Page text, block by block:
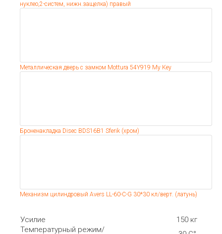
нуклео,2-систем, нижн.защелка) правый
Металлическая дверь с замком Mottura 54Y919 Мy Кey
Броненакладка Disec BDS16В1 Sferik (хром)
Механизм цилиндровый Avers LL-60-C-G 30*30 кл/верт. (латунь)
Усилие
150 кг
Температурный режим/